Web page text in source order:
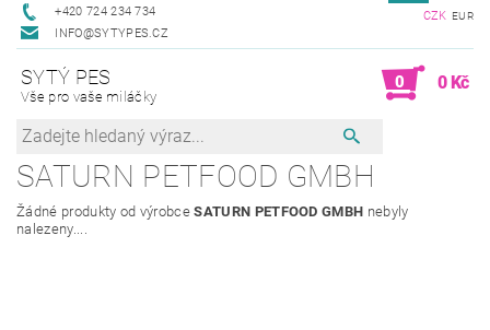
+420 724 234 734
INFO@SYTYPES.CZ
CZK EUR
SYTÝ PES
Vše pro vaše miláčky
0 0 Kč
SATURN PETFOOD GMBH
Žádné produkty od výrobceSATURN PETFOOD GMBH nebyly
nalezeny....